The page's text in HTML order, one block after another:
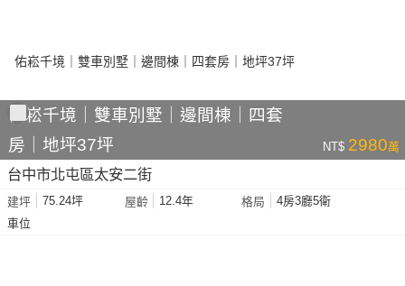
佑崧千境｜雙車別墅｜邊間棟｜四套
房｜地坪37坪
NT$ 2980萬
台中市北屯區太安二街
建坪 75.24坪 屋齡 12.4年 格局
4房3廳5衛
車位